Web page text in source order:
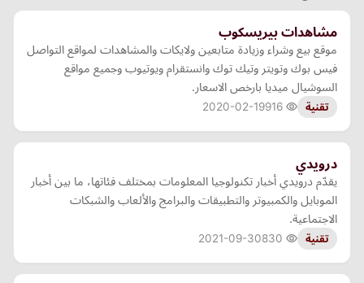
مشاهدات بيريسكوب
موقع بيع وشراء وزيادة متابعين ولايكات والمشاهدات لمواقع التواصل
فيس بوك وتويتر وتيك توك وانستقرام ويوتيوب وجميع مواقع
السوشيال ميديا بارخص الاسعار.
تقنية 2020-02-19
درويدي
يقدّم درويدي أخبار تكنولوجيا المعلومات بمختلف فئاتها، ما بين أخبار
الموبايل والكمبيوتر والتطبيقات والبرامج والألعاب والشبكات
الاجتماعية.
تقنية 2021-09-30